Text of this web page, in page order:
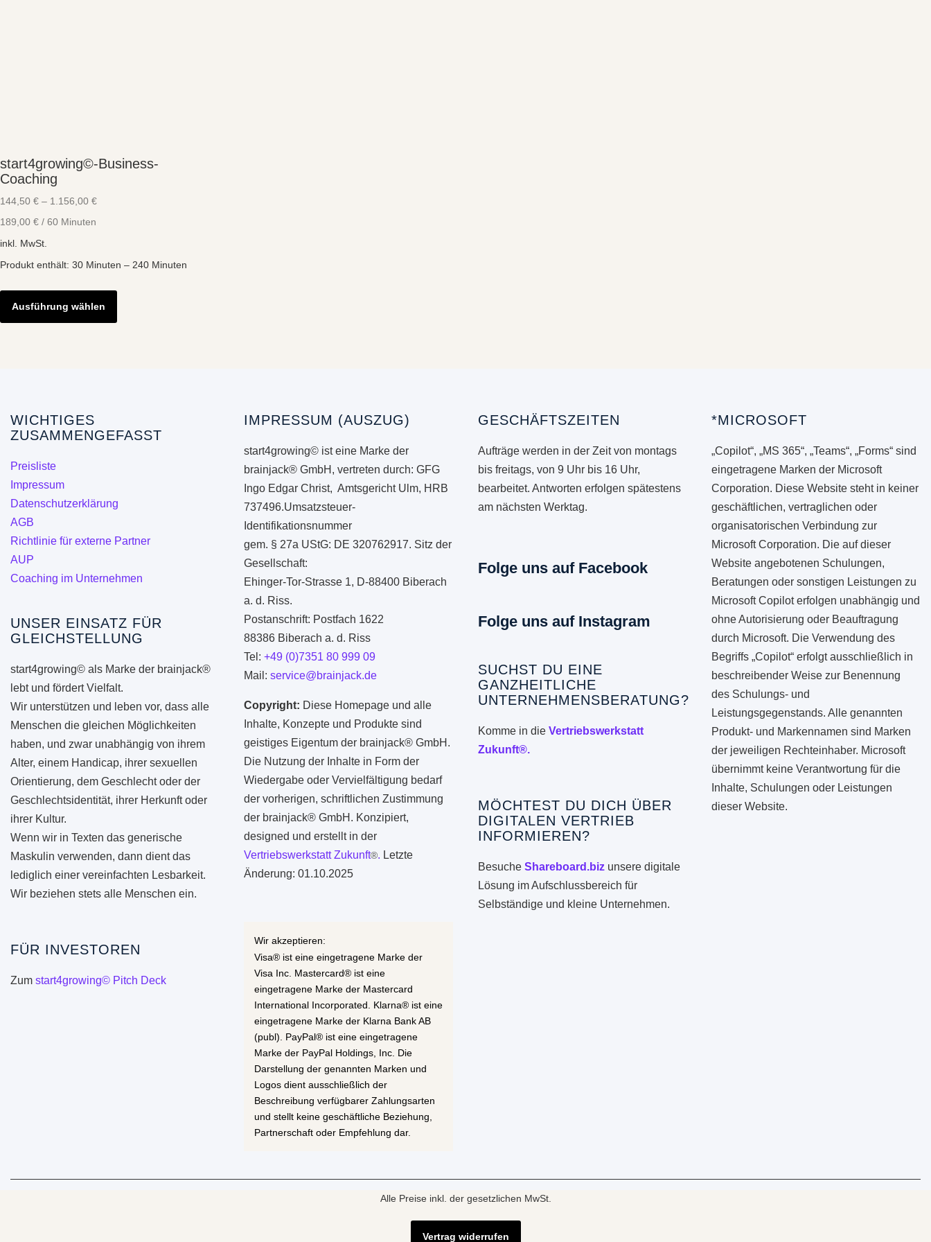
start4growing©-Business-
Coaching
144,50 € – 1.156,00 €
189,00 € / 60 Minuten
inkl. MwSt.
Produkt enthält: 30 Minuten – 240 Minuten
Ausführung wählen
weist
können
gewählt
WICHTIGES
ZUSAMMENGEFASST
Preisliste
Impressum
Datenschutzerklärung
AGB
Richtlinie für externe Partner
AUP
Coaching im Unternehmen
UNSER EINSATZ FÜR
GLEICHSTELLUNG
start4growing© als Marke der brainjack®
lebt und fördert Vielfalt.
Wir unterstützen und leben vor, dass alle
Menschen die gleichen Möglichkeiten
haben, und zwar unabhängig von ihrem
Alter, einem Handicap, ihrer sexuellen
Orientierung, dem Geschlecht oder der
Geschlechtsidentität, ihrer Herkunft oder
ihrer Kultur.
Wenn wir in Texten das generische
Maskulin verwenden, dann dient das
lediglich einer vereinfachten Lesbarkeit.
Wir beziehen stets alle Menschen ein.
FÜR INVESTOREN
Zum start4growing© Pitch Deck
IMPRESSUM (AUSZUG)
start4growing© ist eine Marke der
brainjack® GmbH, vertreten durch: GFG
Ingo Edgar Christ, Amtsgericht Ulm, HRB
737496.Umsatzsteuer-
Identifikationsnummer
gem. § 27a UStG: DE 320762917. Sitz der
Gesellschaft:
Ehinger-Tor-Strasse 1, D-88400 Biberach
a. d. Riss.
Postanschrift: Postfach 1622
88386 Biberach a. d. Riss
Tel:+49 (0)7351 80 999 09
Mail:service@brainjack.de
Copyright: Diese Homepage und alle
Inhalte, Konzepte und Produkte sind
geistiges Eigentum der brainjack® GmbH.
Die Nutzung der Inhalte in Form der
Wiedergabe oder Vervielfältigung bedarf
der vorherigen, schriftlichen Zustimmung
der brainjack® GmbH. Konzipiert,
designed und erstellt in der
Vertriebswerkstatt Zukunft®. Letzte
Änderung: 01.10.2025
Wir akzeptieren:
Visa® ist eine eingetragene Marke der
Visa Inc. Mastercard® ist eine
eingetragene Marke der Mastercard
International Incorporated. Klarna® ist eine
eingetragene Marke der Klarna Bank AB
(publ). PayPal® ist eine eingetragene
Marke der PayPal Holdings, Inc. Die
Darstellung der genannten Marken und
Logos dient ausschließlich der
Beschreibung verfügbarer Zahlungsarten
und stellt keine geschäftliche Beziehung,
Partnerschaft oder Empfehlung dar.
GESCHÄFTSZEITEN
Aufträge werden in der Zeit von montags
bis freitags, von 9 Uhr bis 16 Uhr,
bearbeitet. Antworten erfolgen spätestens
am nächsten Werktag.
Folge uns auf Facebook
Folge uns auf Instagram
SUCHST DU EINE
GANZHEITLICHE
UNTERNEHMENSBERATUNG?
Komme in die Vertriebswerkstatt
Zukunft®.
MÖCHTEST DU DICH ÜBER
DIGITALEN VERTRIEB
INFORMIEREN?
Besuche Shareboard.bizunsere digitale
Lösung im Aufschlussbereich für
Selbständige und kleine Unternehmen.
*MICROSOFT
„Copilot“, „MS 365“, „Teams“, „Forms“ sind
eingetragene Marken der Microsoft
Corporation. Diese Website steht in keiner
geschäftlichen, vertraglichen oder
organisatorischen Verbindung zur
Microsoft Corporation. Die auf dieser
Website angebotenen Schulungen,
Beratungen oder sonstigen Leistungen zu
Microsoft Copilot erfolgen unabhängig und
ohne Autorisierung oder Beauftragung
durch Microsoft. Die Verwendung des
Begriffs „Copilot“ erfolgt ausschließlich in
beschreibender Weise zur Benennung
des Schulungs- und
Leistungsgegenstands. Alle genannten
Produkt- und Markennamen sind Marken
der jeweiligen Rechteinhaber. Microsoft
übernimmt keine Verantwortung für die
Inhalte, Schulungen oder Leistungen
dieser Website.
Alle Preise inkl. der gesetzlichen MwSt.
Vertrag widerrufen